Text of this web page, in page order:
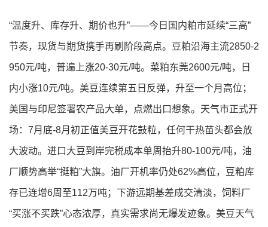
“温度升、库存升、期价也升”——今日国内粕市延续“三高”
节奏，现货与期货携手再刷阶段高点。豆粕沿海主流2850-2
950元/吨，普遍上涨20-30元/吨。菜粕东莞2600元/吨，日
内小涨10元/吨。美豆连续第五日反弹，升至一个月高位；
美国与印尼签署农产品大单，点燃出口想象。天气市正式开
场：7月底-8月初正值美豆开花鼓粒，任何干热苗头都会放
大波动。进口大豆到岸完税成本单周抬升80-100元/吨，油
厂顺势高举“挺粕”大旗。油厂开机率仍处62%高位，豆粕库
存已连增6周至112万吨；下游远期基差成交清淡，饲料厂
“买涨不买跌”心态浓厚，真实需求尚无爆发迹象。美豆天气